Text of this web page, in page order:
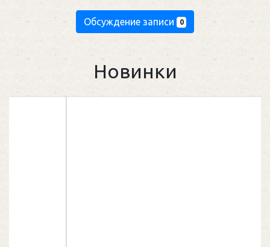
Обсуждение записи 0
Новинки